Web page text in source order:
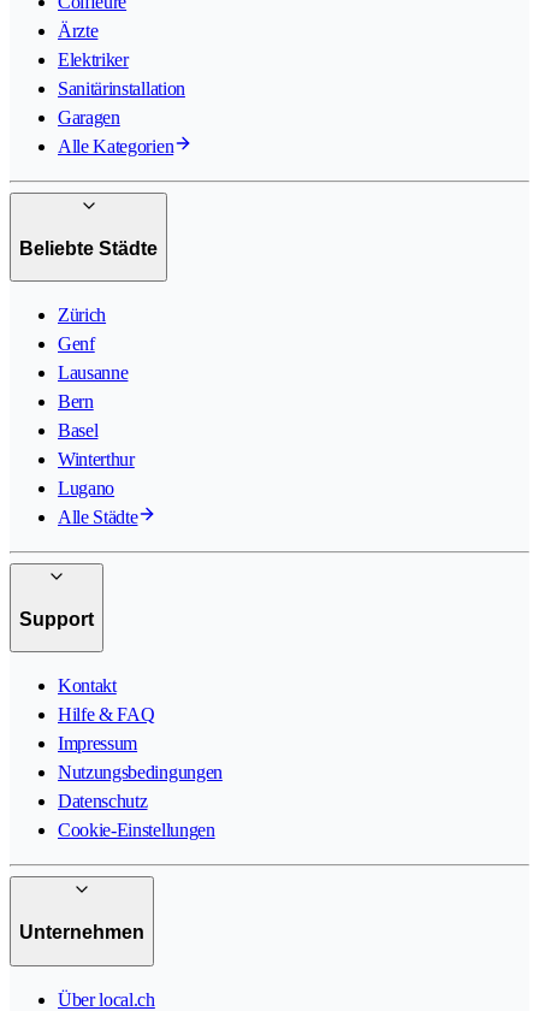
Ärzte
Elektriker
Sanitärinstallation
Garagen
Alle Kategorien
Beliebte Städte
Zürich
Genf
Lausanne
Bern
Basel
Winterthur
Lugano
Alle Städte
Support
Kontakt
Hilfe & FAQ
Impressum
Nutzungsbedingungen
Datenschutz
Cookie-Einstellungen
Unternehmen
Über local.ch